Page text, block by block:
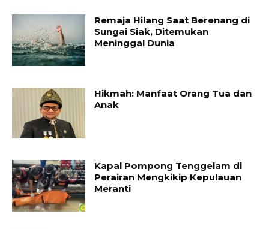
Remaja Hilang Saat Berenang di
Sungai Siak, Ditemukan
Meninggal Dunia
Hikmah: Manfaat Orang Tua dan
Anak
Kapal Pompong Tenggelam di
Perairan Mengkikip Kepulauan
Meranti